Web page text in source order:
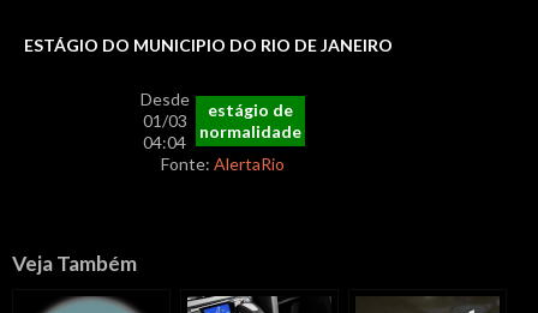
ESTÁGIO DO MUNICIPIO DO RIO DE JANEIRO
Desde
01/03
04:04
estágio de
normalidade
Fonte: AlertaRio
Veja Também